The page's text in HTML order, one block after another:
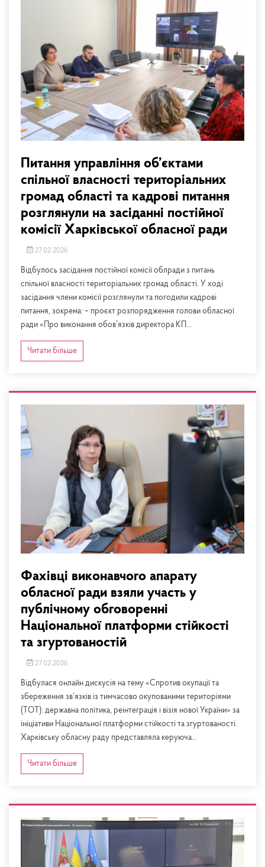
Питання управління об’єктами
спільної власності територіальних
громад області та кадрові питання
розглянули на засіданні постійної
комісії Харківської обласної ради
27.02.2026
Відбулось засідання постійної комісії облради з питань
спільної власності територіальних громад області. У ході
засідання члени комісії розглянули та погодили кадрові
питання, зокрема: – проєкт розпорядження голови обласної
ради «Про виконання обов’язків директора КП...
Читати більше
Фахівці виконавчого апарату
обласної ради взяли участь у
публічному обговоренні
Національної платформи стійкості
та згуртованостій
27.02.2026
Відбулася онлайн дискусія на тему «Спротив окупації та
збереження зв’язків із тимчасово окупованими територіями
(ТОТ): державна політика, реінтеграція і візія нової України» за
ініціативи Національної платформи стійкості та згуртованості.
Харківську обласну раду представляла керуюча...
Читати більше